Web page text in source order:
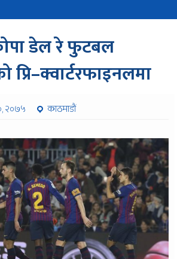
डेल रे फुटबल
प्रि–क्वार्टरफाइनलमा
२०७५
काठमाडौं